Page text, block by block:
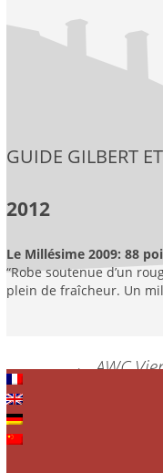
GUIDE GILBERT
2012
Le Millésime 2009: 88
“Robe soutenue d’un
plein de fraîcheur. Un
Post
navigation
←AWC
Leave a Reply